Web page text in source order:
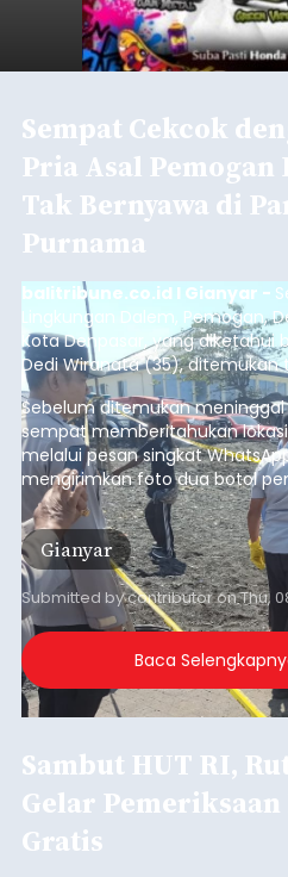
Sempat Cekcok
Pria Asal
Tak Bernyawa di
Purnama
balitribune.co.id I Gianyar -
Lingkungan Dalem, Pemogan,
Kota Denpasar, yang diketahui
Dedi Wiranata (35), ditemukan
pesisir Pantai Purnama,
Sebelum ditemukan meninggal
sempat memberitahukan
melalui pesan singkat
mengirimkan foto dua botol
istrinya.
Gianyar
Submitted bycontributoronThu,
Baca
Sambut HUT RI,
Gelar Pemeriksaan
Gratis